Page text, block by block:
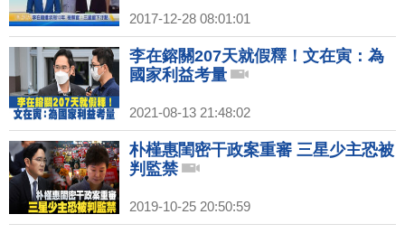
2017-12-28 08:01:01
李在鎔關207天就假釋！文在寅：為
國家利益考量
2021-08-13 21:48:02
朴槿惠閨密干政案重審 三星少主恐被
判監禁
2019-10-25 20:50:59